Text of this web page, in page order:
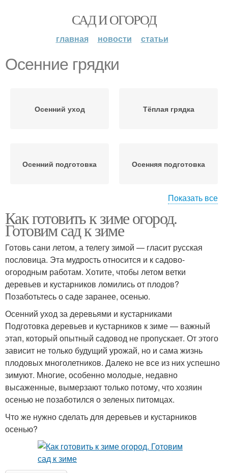
САД И ОГОРОД
главная новости статьи
Осенние грядки
Осенний уход Тёплая грядка
Осенний подготовка Осенняя подготовка
Грядки под морковь
Показать все
Как готовить к зиме огород.
Готовим сад к зиме
Готовь сани летом, а телегу зимой — гласит русская
пословица. Эта мудрость относится и к садово-
огородным работам. Хотите, чтобы летом ветки
деревьев и кустарников ломились от плодов?
Позаботьтесь о саде заранее, осенью.
Осенний уход за деревьями и кустарниками
Подготовка деревьев и кустарников к зиме — важный
этап, который опытный садовод не пропускает. От этого
зависит не только будущий урожай, но и сама жизнь
плодовых многолетников. Далеко не все из них успешно
зимуют. Многие, особенно молодые, недавно
высаженные, вымерзают только потому, что хозяин
осенью не позаботился о зеленых питомцах.
Что же нужно сделать для деревьев и кустарников
осенью?